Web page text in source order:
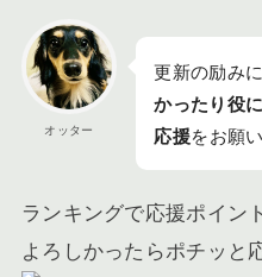
オッター
更新の励み
かったり役
応援をお願
ランキングで応援ポイン
よろしかったらポチッと